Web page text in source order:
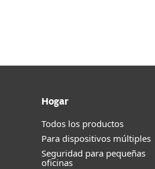
Hogar
Todos los productos
Para dispositivos múltiples
Seguridad para pequeñas
oficinas